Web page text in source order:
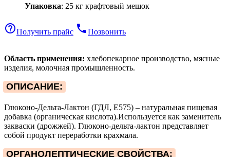
Упаковка: 25 кг крафтовый мешок
help_outlineПолучить прайс phoneПозвонить
Область применения: хлебопекарное производство, мясные
изделия, молочная промышленность.
ОПИСАНИЕ:
Глюконо-Дельта-Лактон (ГДЛ, Е575) – натуральная пищевая
добавка (органическая кислота).Используется как заменитель
закваски (дрожжей). Глюконо-дельта-лактон представляет
собой продукт переработки крахмала.
ОРГАНОЛЕПТИЧЕСКИЕ СВОЙСТВА: